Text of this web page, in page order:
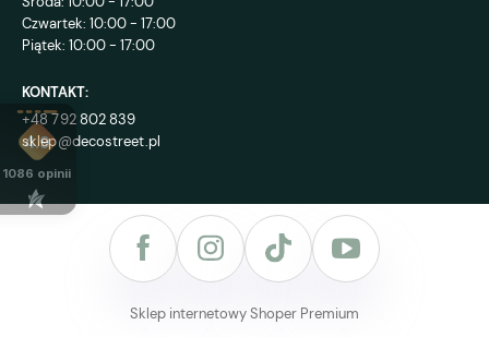
Czwartek: 10:00 - 17:00
Piątek: 10:00 - 17:00
KONTAKT:
+48 792 802 839
sklep@decostreet.pl
4.9
1086 opinii
Sklep internetowy Shoper Premium